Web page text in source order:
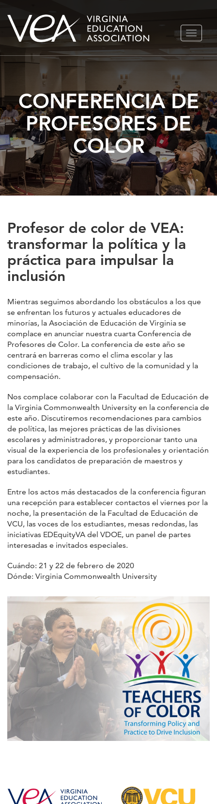
Ir
contenido
CONFERENCIA DE
PROFESORES DE
COLOR
Profesor de color de VEA:
transformar la política y la
práctica para impulsar la
inclusión
Mientras seguimos abordando los obstáculos a los que
se enfrentan los futuros y actuales educadores de
minorías, la Asociación de Educación de Virginia se
complace en anunciar nuestra cuarta Conferencia de
Profesores de Color. La conferencia de este año se
centrará en barreras como el clima escolar y las
condiciones de trabajo, el cultivo de la comunidad y la
compensación.
Nos complace colaborar con la Facultad de Educación de
la Virginia Commonwealth University en la conferencia de
este año. Discutiremos recomendaciones para cambios
de política, las mejores prácticas de las divisiones
escolares y administradores, y proporcionar tanto una
visual de la experiencia de los profesionales y orientación
para los candidatos de preparación de maestros y
estudiantes.
Entre los actos más destacados de la conferencia figuran
una recepción para establecer contactos el viernes por la
noche, la presentación de la Facultad de Educación de
VCU, las voces de los estudiantes, mesas redondas, las
iniciativas EDEquityVA del VDOE, un panel de partes
interesadas e invitados especiales.
Cuándo: 21 y 22 de febrero de 2020
Dónde: Virginia Commonwealth University